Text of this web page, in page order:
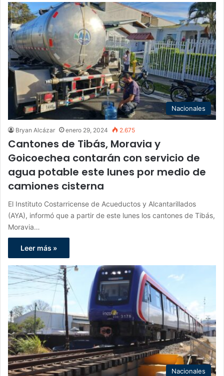
Nacionales
Bryan Alcázar enero 29, 2024 2.675
Cantones de Tibás, Moravia y
Goicoechea contarán con servicio de
agua potable este lunes por medio de
camiones cisterna
El Instituto Costarricense de Acueductos y Alcantarillados
(AYA), informó que a partir de este lunes los cantones de Tibás,
Moravia…
Leer más »
Nacionales